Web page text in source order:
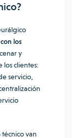
los
y
los clientes:
servicio,
van